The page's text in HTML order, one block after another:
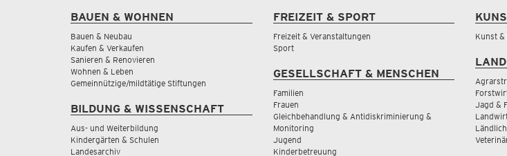
BAUEN & WOHNEN
Bauen & Neubau
Kaufen & Verkaufen
Sanieren & Renovieren
Wohnen & Leben
Gemeinnützige/mildtätige Stiftungen
BILDUNG & WISSENSCHAFT
Aus- und Weiterbildung
Kindergärten & Schulen
Landesarchiv
FREIZEIT & SPORT
Freizeit & Veranstaltungen
Sport
GESELLSCHAFT & MENSCHEN
Familien
Frauen
Gleichbehandlung & Antidiskriminierung &
Monitoring
Jugend
Kinderbetreuung
Kunst
Jagd &